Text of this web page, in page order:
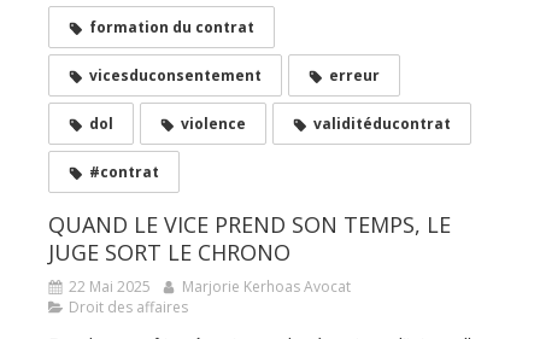
formation du contrat
vicesduconsentement erreur
dol violence validitéducontrat
#contrat
QUAND LE VICE PREND SON TEMPS, LE
JUGE SORT LE CHRONO
22 Mai 2025
Marjorie Kerhoas Avocat
Droit des affaires